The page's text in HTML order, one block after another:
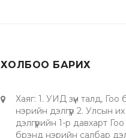
ХОЛБОО БАРИХ
Хаяг: 1. УИД зүүн талд, Гоо
нэрийн дэлгүүр 2. Улсын их
дэлгүүрийн 1-р давхарт Гоо
брэнд нэрийн салбар